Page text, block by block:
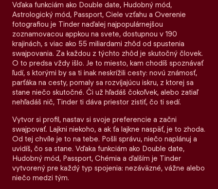
Vďaka funkciám ako Double date, Hudobný mód,
Astrologický mód, Passport, Ciele vzťahu a Overenie
fotografiou je Tinder naďalej najpopulárnejšou
zoznamovacou appkou na svete, dostupnou v 190
krajinách, s viac ako 55 miliardami zhôd od spustenia
swajpovania. Za každou z týchto zhôd je skutočný človek.
O to predsa vždy išlo. Je to miesto, kam chodíš spoznávať
ľudí, s ktorými by sa ti inak neskrížili cesty: novú známosť,
parťáka na cesty, pomaly sa rozvíjajúcu iskru, z ktorej sa
stane niečo skutočné. Či už hľadáš čokoľvek, alebo zatiaľ
nehľadáš nič, Tinder ti dáva priestor zistiť, čo ti sedí.
Vytvor si profil, nastav si svoje preferencie a začni
swajpovať. Lajkni niekoho, a ak ťa lajkne naspäť, je to zhoda.
Od tej chvíle je to na tebe. Pošli správu, niečo naplánuj a
uvidíš, čo sa stane. Vďaka funkciám ako Double date,
Hudobný mód, Passport, Chémia a ďalším je Tinder
vytvorený pre každý typ spojenia: nezáväzné, vážne alebo
niečo medzi tým.